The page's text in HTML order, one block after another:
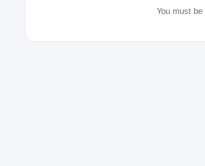
You must be